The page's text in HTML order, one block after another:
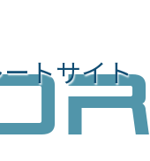
r
トサイト